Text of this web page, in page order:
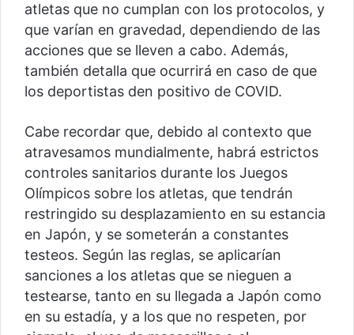
atletas que no cumplan con los protocolos, y
que varían en gravedad, dependiendo de las
acciones que se lleven a cabo. Además,
también detalla que ocurrirá en caso de que
los deportistas den positivo de COVID.
Cabe recordar que, debido al contexto que
atravesamos mundialmente, habrá estrictos
controles sanitarios durante los Juegos
Olímpicos sobre los atletas, que tendrán
restringido su desplazamiento en su estancia
en Japón, y se someterán a constantes
testeos. Según las reglas, se aplicarían
sanciones a los atletas que se nieguen a
testearse, tanto en su llegada a Japón como
en su estadía, y a los que no respeten, por